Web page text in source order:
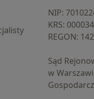
NIP:
KRS:
REGON:
Sąd
w